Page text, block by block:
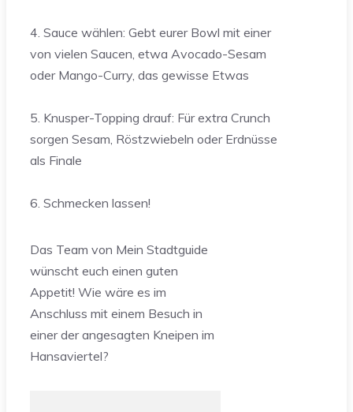
4. Sauce wählen: Gebt eurer Bowl mit einer
von vielen Saucen, etwa Avocado-Sesam
oder Mango-Curry, das gewisse Etwas
5. Knusper-Topping drauf: Für extra Crunch
sorgen Sesam, Röstzwiebeln oder Erdnüsse
als Finale
6. Schmecken lassen!
Das Team von Mein Stadtguide
wünscht euch einen guten
Appetit! Wie wäre es im
Anschluss mit einem Besuch in
einer der angesagten Kneipen im
Hansaviertel?